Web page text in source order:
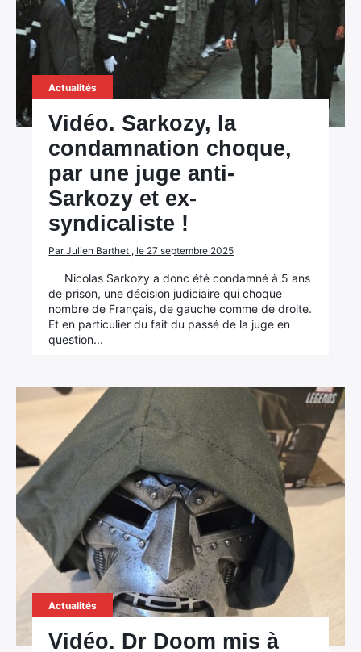
Actualités
Vidéo. Sarkozy, la
condamnation choque,
par une juge anti-
Sarkozy et ex-
syndicaliste !
Par Julien Barthet , le 27 septembre 2025
Nicolas Sarkozy a donc été condamné à 5 ans
de prison, une décision judiciaire qui choque
nombre de Français, de gauche comme de droite.
Et en particulier du fait du passé de la juge en
question...
Actualités
Vidéo. Dr Doom mis à